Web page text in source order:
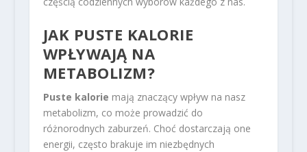
JAK PUSTE KALORIE
WPŁYWAJĄ NA
METABOLIZM?
Puste kalorie mają znaczący wpływ na nasz
metabolizm, co może prowadzić do
różnorodnych zaburzeń. Choć dostarczają one
energii, często brakuje im niezbędnych